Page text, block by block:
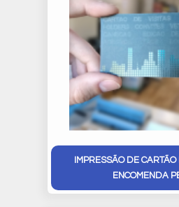
IMPRESSÃO DE
ENCOMENDA